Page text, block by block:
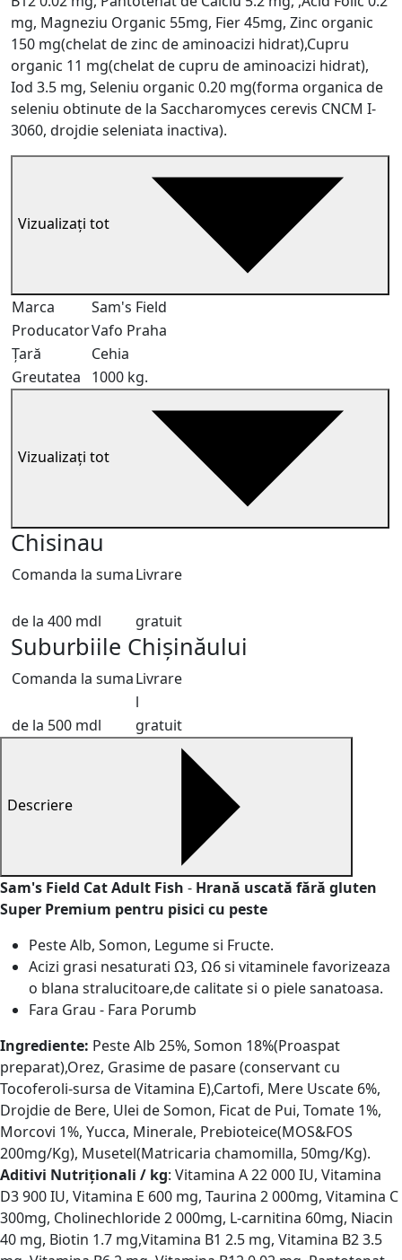
mg, Magneziu Organic 55mg, Fier 45mg, Zinc organic
150 mg(chelat de zinc de aminoacizi hidrat),Cupru
organic 11 mg(chelat de cupru de aminoacizi hidrat),
Iod 3.5 mg, Seleniu organic 0.20 mg(forma organica de
seleniu obtinute de la Saccharomyces cerevis CNCM I-
3060, drojdie seleniata inactiva).
Vizualizați tot
Marca
Sam's Field
ProducatorVafo Praha
Țară
Cehia
Greutatea
1000 kg.
Vizualizați tot
Chisinau
Comanda la sumaLivrare
de la 400 mdl gratuit
Suburbiile Chișinăului
Comanda la sumaLivrare
l
de la 500 mdl
gratuit
Descriere
Sam's Field Cat Adult Fish - Hrană uscată fără gluten
Super Premium pentru pisici cu peste
Peste Alb, Somon, Legume si Fructe.
Acizi grasi nesaturati Ω3, Ω6 si vitaminele favorizeaza
o blana stralucitoare,de calitate si o piele sanatoasa.
Fara Grau - Fara Porumb
Ingrediente: Peste Alb 25%, Somon 18%(Proaspat
preparat),Orez, Grasime de pasare (conservant cu
Tocoferoli-sursa de Vitamina E),Cartofi, Mere Uscate 6%,
Drojdie de Bere, Ulei de Somon, Ficat de Pui, Tomate 1%,
Morcovi 1%, Yucca, Minerale, Prebioteice(MOS&FOS
200mg/Kg), Musetel(Matricaria chamomilla, 50mg/Kg).
Aditivi Nutriționali / kg: Vitamina A 22 000 IU, Vitamina
D3 900 IU, Vitamina E 600 mg, Taurina 2 000mg, Vitamina C
300mg, Cholinechloride 2 000mg, L-carnitina 60mg, Niacin
40 mg, Biotin 1.7 mg,Vitamina B1 2.5 mg, Vitamina B2 3.5